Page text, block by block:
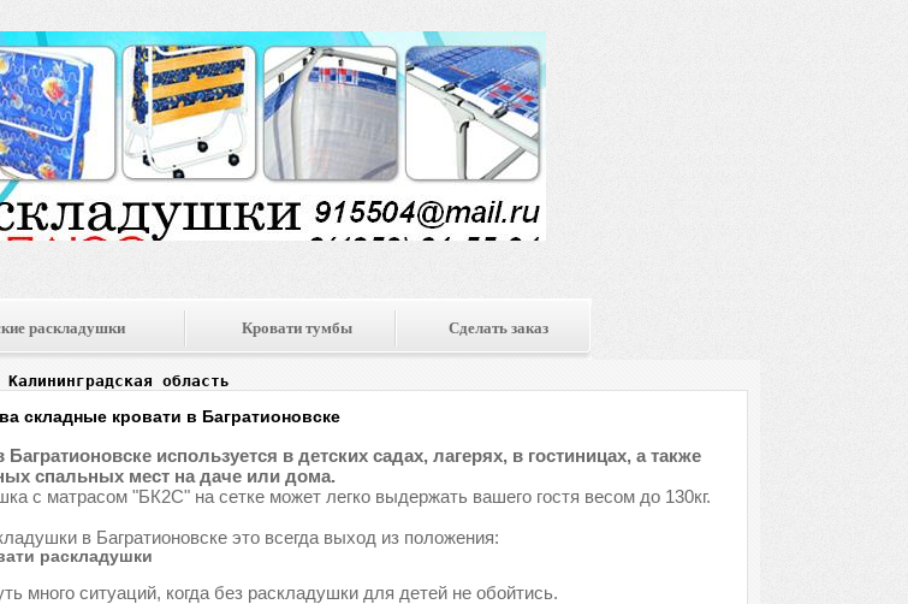
раскладушки Кровати тумбы Сделать заказ
область
складные кровати в Багратионовске
используется в детских садах, лагерях, в гостиницах, а также
спальных мест на даче или дома.
с матрасом "БК2С" на сетке может легко выдержать вашего гостя весом до 130кг.
в Багратионовске это всегда выход из положения:
раскладушки
много ситуаций, когда без раскладушки для детей не обойтись.